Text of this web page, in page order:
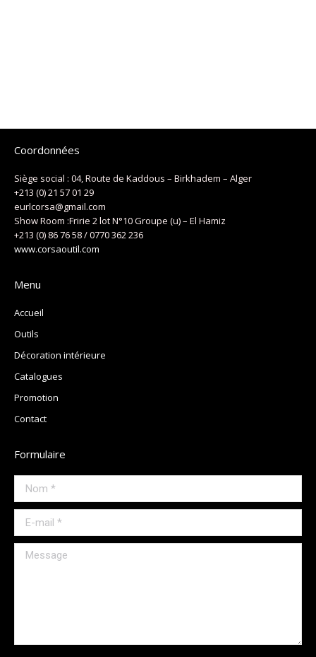
Coordonnées
Siège social : 04, Route de Kaddous – Birkhadem – Alger
+213 (0) 21 57 01 29
eurlcorsa@gmail.com
Show Room :Fririe 2 lot N°10 Groupe (u) – El Hamiz
+213 (0) 86 76 58 / 0770 362 236
www.corsaoutil.com
Menu
Accueil
Outils
Décoration intérieure
Catalogues
Promotion
Contact
Formulaire
Nom *
E-mail *
Message